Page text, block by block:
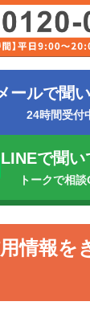
ールで聞
24時間受付
LINEで聞い
トークで相談
情報を